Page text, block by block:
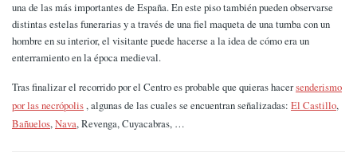
una de las más importantes de España. En este piso también pueden observarse
distintas estelas funerarias y a través de una fiel maqueta de una tumba con un
hombre en su interior, el visitante puede hacerse a la idea de cómo era un
enterramiento en la época medieval.
Tras finalizar el recorrido por el Centro es probable que quieras hacersenderismo
por las necrópolis, algunas de las cuales se encuentran señalizadas: El Castillo,
Bañuelos,Nava, Revenga, Cuyacabras, …